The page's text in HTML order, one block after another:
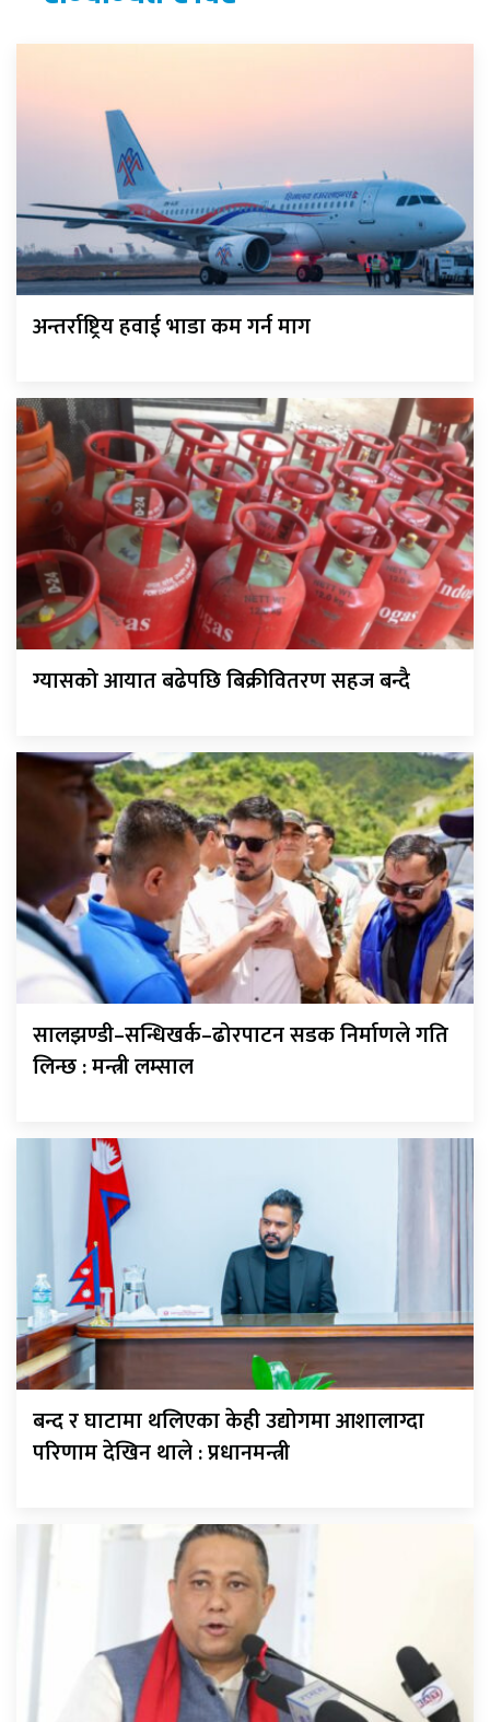
अन्तर्राष्ट्रिय हवाई भाडा कम गर्न माग
ग्यासको आयात बढेपछि बिक्रीवितरण सहज बन्दै
सालझण्डी–सन्धिखर्क–ढोरपाटन सडक निर्माणले गति
लिन्छ : मन्त्री लम्साल
बन्द र घाटामा थलिएका केही उद्योगमा आशालाग्दा
परिणाम देखिन थाले : प्रधानमन्त्री